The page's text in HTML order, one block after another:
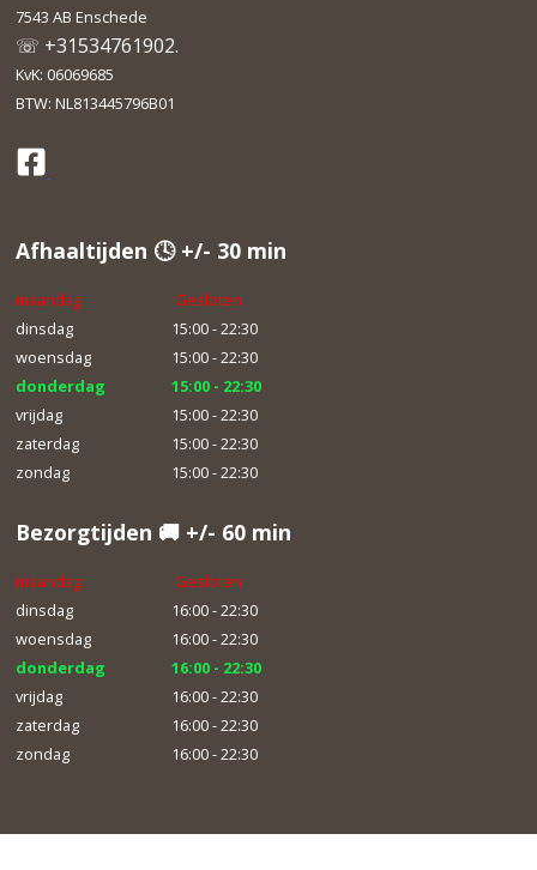
7543 AB Enschede
☏ +31534761902.
KvK: 06069685
BTW: NL813445796B01
Afhaaltijden 🕓 +/- 30 min
maandag
Gesloten
dinsdag
15:00 - 22:30
woensdag
15:00 - 22:30
donderdag
15:00 - 22:30
vrijdag
15:00 - 22:30
zaterdag
15:00 - 22:30
zondag
15:00 - 22:30
Bezorgtijden 🚚 +/- 60 min
maandag
Gesloten
dinsdag
16:00 - 22:30
woensdag
16:00 - 22:30
donderdag
16:00 - 22:30
vrijdag
16:00 - 22:30
zaterdag
16:00 - 22:30
zondag
16:00 - 22:30